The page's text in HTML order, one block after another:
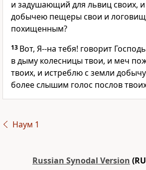
и задушающий для львиц своих,
добычею пещеры свои и
похищенным?
13 Вот, Я--на тебя! говорит
в дыму колесницы твои, и меч
твоих, и истреблю с земли
более слышим голос послов
Наум 1
Russian Synodal Version